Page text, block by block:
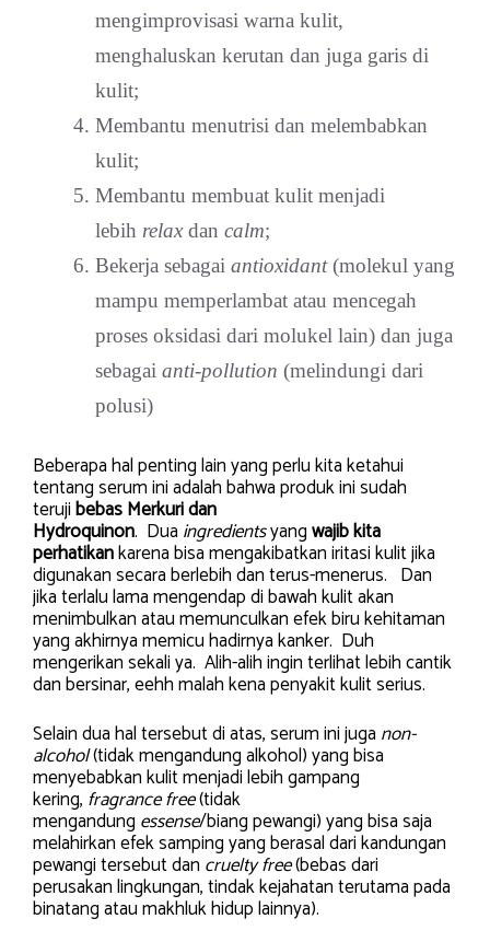
mengimprovisasi warna kulit,
menghaluskan kerutan dan juga garis di
kulit;
Membantu menutrisi dan melembabkan
kulit;
Membantu membuat kulit menjadi
lebih relaxdan calm;
Bekerja sebagai antioxidant(molekul yang
mampu memperlambat atau mencegah
proses oksidasi dari molukel lain) dan juga
sebagai anti-pollution (melindungi dari
polusi)
Beberapa hal penting lain yang perlu kita ketahui
tentang serum ini adalah bahwa produk ini sudah
terujibebas Merkuri dan
Hydroquinon. Dua ingredientsyangwajib kita
perhatikankarena bisa mengakibatkan iritasi kulit jika
digunakan secara berlebih dan terus-menerus. Dan
jika terlalu lama mengendap di bawah kulit akan
menimbulkan atau memunculkan efek biru kehitaman
yang akhirnya memicu hadirnya kanker. Duh
mengerikan sekali ya. Alih-alih ingin terlihat lebih cantik
dan bersinar, eehh malah kena penyakit kulit serius.
Selain dua hal tersebut di atas, serum ini juga non-
alcohol(tidak mengandung alkohol) yang bisa
menyebabkan kulit menjadi lebih gampang
kering, fragrance free(tidak
mengandung essense/biang pewangi) yang bisa saja
melahirkan efek samping yang berasal dari kandungan
pewangi tersebut dan cruelty free(bebas dari
perusakan lingkungan, tindak kejahatan terutama pada
binatang atau makhluk hidup lainnya).